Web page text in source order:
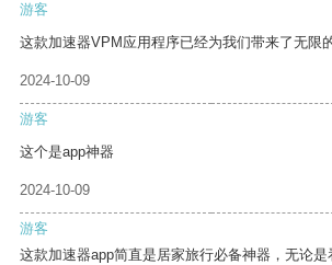
游客
这款加速器VPM应用程序已经为我们带来了无限
2024-10-09
游客
这个是app神器
2024-10-09
游客
这款加速器app简直是居家旅行必备神器，无论